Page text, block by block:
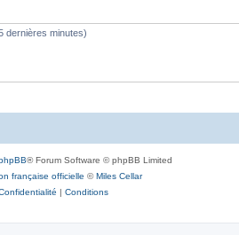
dernières minutes)
® Forum Software © phpBB Limited
française officielle ©Miles Cellar
| Conditions